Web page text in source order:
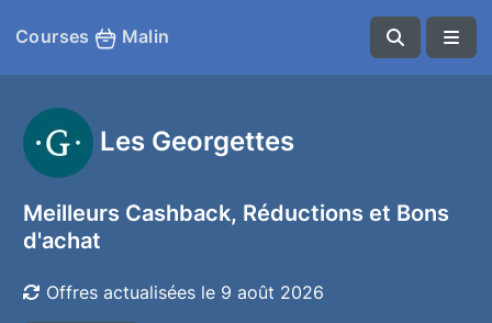
Courses Malin
Les Georgettes
Meilleurs Cashback, Réductions et Bons
d'achat
Offres actualisées le 9 août 2026